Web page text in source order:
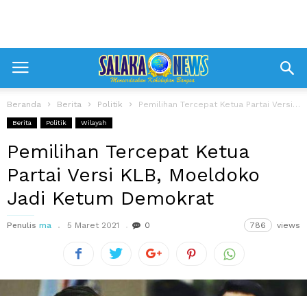
Beranda Berita Politik Pemilihan Tercepat Ketua Partai Versi KLB, Moeldoko Jadi Ketum Demokrat
Berita Politik Wilayah
Pemilihan Tercepat Ketua
Partai Versi KLB, Moeldoko
Jadi Ketum Demokrat
Penulis ma 5 Maret 2021 0 786 views